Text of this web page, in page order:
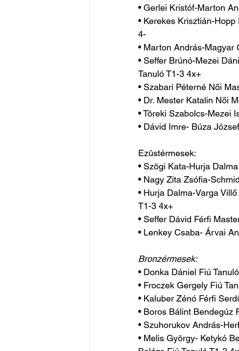
• Gerlei Kristóf-Marton
• Kerekes Krisztián-
4-
• Marton András-Magyar
• Seffer Brúnó-Mezei
Tanuló T1-3 4x+
• Szabari Péterné Női
• Dr. Mester Katalin Női
• Töreki Szabolcs-Mezei
• Dávid Imre- Búza
Ezüstérmesek:
• Szögi Kata-Hurja
• Nagy Zita Zsófia-
• Hurja Dalma-Varga
T1-3 4x+
• Seffer Dávid Férfi
• Lenkey Csaba- Árvai
Bronzérmesek:
• Donka Dániel Fiú
• Froczek Gergely Fiú
• Kaluber Zénó Férfi
• Boros Bálint Bendegúz
• Szuhorukov András-
• Melis György- Ketykó